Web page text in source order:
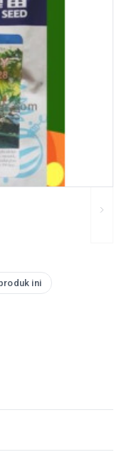
ini